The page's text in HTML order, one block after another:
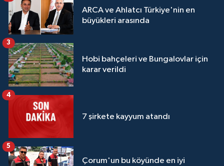
ARCA ve Ahlatcı Türkiye'nin en
büyükleri arasında
Hobi bahçeleri ve Bungalovlar için
karar verildi
3
7 şirkete kayyum atandı
4
Çorum'un bu köyünde en iyi
5